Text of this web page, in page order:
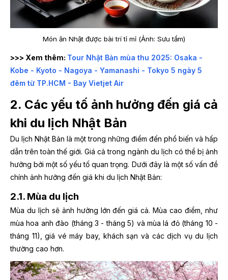
Món ăn Nhật được bài trí tỉ mỉ (Ảnh: Sưu tầm)
>>> Xem thêm: Tour Nhật Bản mùa thu 2025: Osaka -
Kobe - Kyoto - Nagoya - Yamanashi - Tokyo 5 ngày 5
đêm từ TP.HCM - Bay Vietjet Air
2. Các yếu tố ảnh hưởng đến giá cả
khi du lịch Nhật Bản
Du lịch Nhật Bản là một trong những điểm đến phổ biến và hấp
dẫn trên toàn thế giới. Giá cả trong ngành du lịch có thể bị ảnh
hưởng bởi một số yếu tố quan trọng. Dưới đây là một số vấn đề
chính ảnh hưởng đến giá khi du lịch Nhật Bản:
2.1. Mùa du lịch
Mùa du lịch sẽ ảnh hưởng lớn đến giá cả. Mùa cao điểm, như
mùa hoa anh đào (tháng 3 - tháng 5) và mùa lá đỏ (tháng 10 -
tháng 11), giá vé máy bay, khách sạn và các dịch vụ du lịch
thường cao hơn.